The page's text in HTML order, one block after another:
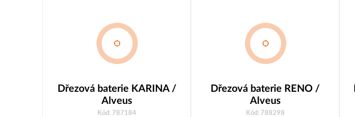
Dřezová baterie KARINA /
Alveus
Kód: 787184
Dřezová baterie RENO /
Alveus
Kód: 788298